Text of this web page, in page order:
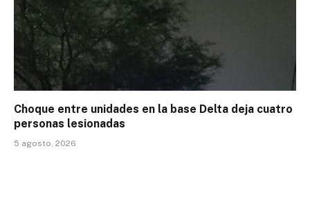
Choque entre unidades en la base Delta deja cuatro
personas lesionadas
5 agosto, 2026